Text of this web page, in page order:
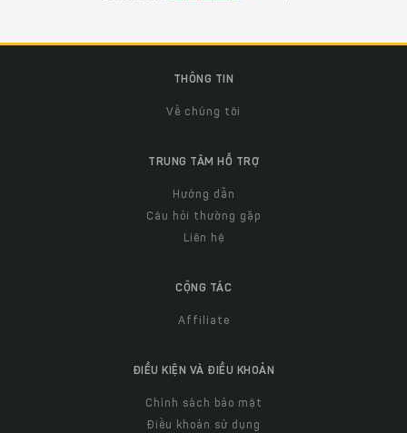
THÔNG TIN
Về chúng tôi
TRUNG TÂM HỖ TRỢ
Hướng dẫn
Câu hỏi thường gặp
Liên hệ
CỘNG TÁC
Affiliate
ĐIỀU KIỆN VÀ ĐIỀU KHOẢN
Chính sách bảo mật
Điều khoản sử dụng